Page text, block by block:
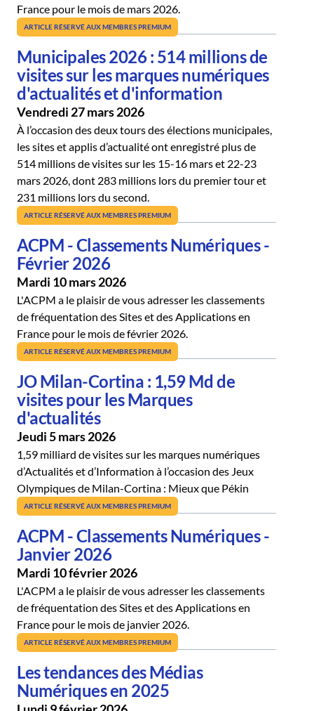
France pour le mois de mars 2026.
ARTICLE RÉSERVÉ AUX MEMBRES PREMIUM
Vendredi 27 mars 2026
Municipales 2026 : 514 millions de
visites sur les marques numériques
d'actualités et d'information
À l’occasion des deux tours des élections municipales,
les sites et applis d’actualité ont enregistré plus de
514 millions de visites sur les 15-16 mars et 22-23
mars 2026, dont 283 millions lors du premier tour et
231 millions lors du second.
ARTICLE RÉSERVÉ AUX MEMBRES PREMIUM
Mardi 10 mars 2026
ACPM - Classements Numériques -
Février 2026
L'ACPM a le plaisir de vous adresser les classements
de fréquentation des Sites et des Applications en
France pour le mois de février 2026.
ARTICLE RÉSERVÉ AUX MEMBRES PREMIUM
Jeudi 5 mars 2026
JO Milan-Cortina : 1,59 Md de
visites pour les Marques
d'actualités
1,59 milliard de visites sur les marques numériques
d’Actualités et d’Information à l’occasion des Jeux
Olympiques de Milan-Cortina : Mieux que Pékin
ARTICLE RÉSERVÉ AUX MEMBRES PREMIUM
Mardi 10 février 2026
ACPM - Classements Numériques -
Janvier 2026
L'ACPM a le plaisir de vous adresser les classements
de fréquentation des Sites et des Applications en
France pour le mois de janvier 2026.
ARTICLE RÉSERVÉ AUX MEMBRES PREMIUM
Les tendances des Médias
Numériques en 2025